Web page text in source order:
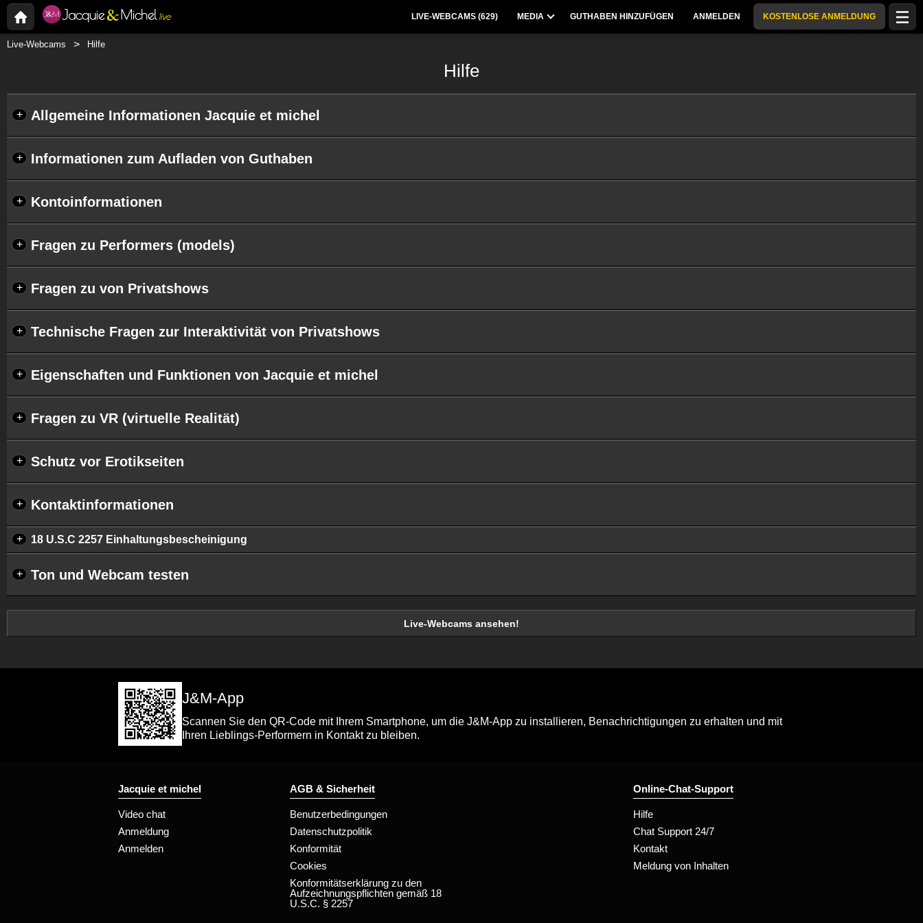
LIVE-WEBCAMS (629) MEDIA GUTHABEN HINZUFÜGEN ANMELDEN KOSTENLOSE ANMELDUNG
Live-Webcams Hilfe
Hilfe
+ Allgemeine Informationen Jacquie et michel
+ Informationen zum Aufladen von Guthaben
+ Kontoinformationen
+ Fragen zu Performers (models)
+ Fragen zu von Privatshows
+ Technische Fragen zur Interaktivität von Privatshows
+ Eigenschaften und Funktionen von Jacquie et michel
+ Fragen zu VR (virtuelle Realität)
+ Schutz vor Erotikseiten
+ Kontaktinformationen
+ 18 U.S.C 2257 Einhaltungsbescheinigung
+ Ton und Webcam testen
Live-Webcams ansehen!
J&M-App
Scannen Sie den QR-Code mit Ihrem Smartphone, um die J&M-App zu installieren, Benachrichtigungen zu erhalten und mit
Ihren Lieblings-Performern in Kontakt zu bleiben.
Jacquie et michel
Video chat
Anmeldung
Anmelden
AGB & Sicherheit
Benutzerbedingungen
Datenschutzpolitik
Konformität
Cookies
Konformitätserklärung zu den
Aufzeichnungspflichten gemäß 18
U.S.C. § 2257
Online-Chat-Support
Hilfe
Chat Support 24/7
Kontakt
Meldung von Inhalten